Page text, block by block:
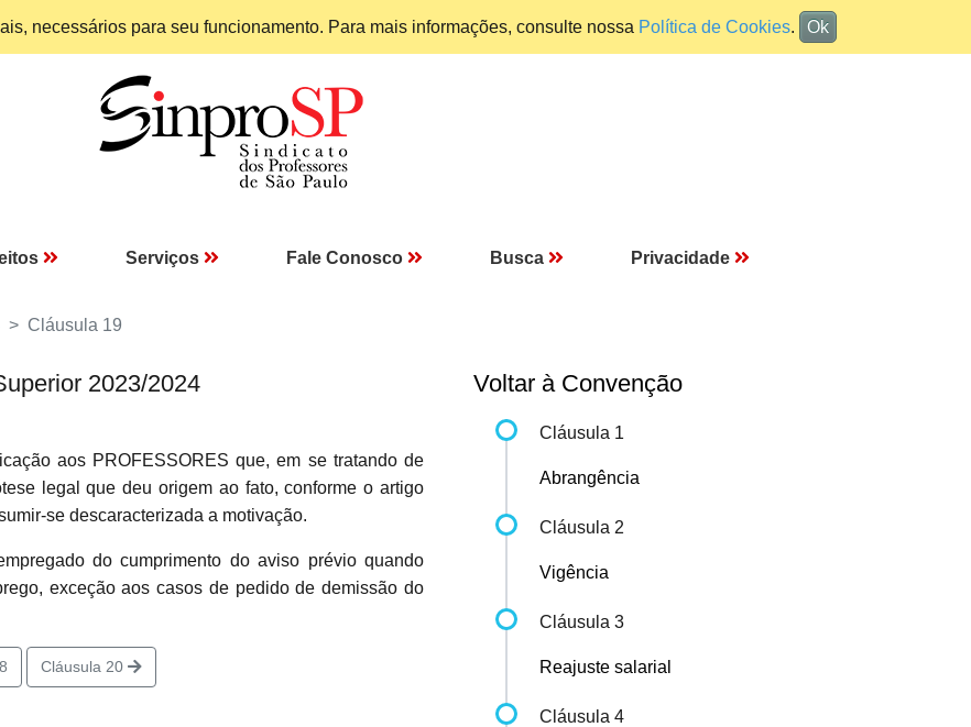
necessários para seu funcionamento. Para mais informações, consulte nossa Política de Cookies. Ok
Serviços Fale Conosco Busca Privacidade
Cláusula 19
2023/2024
aos PROFESSORES que, em se tratando de
legal que deu origem ao fato, conforme o artigo
se descaracterizada a motivação.
do cumprimento do aviso prévio quando
exceção aos casos de pedido de demissão do
Cláusula 20
Voltar à Convenção
Cláusula 1
Abrangência
Cláusula 2
Vigência
Cláusula 3
Reajuste salarial
Cláusula 4